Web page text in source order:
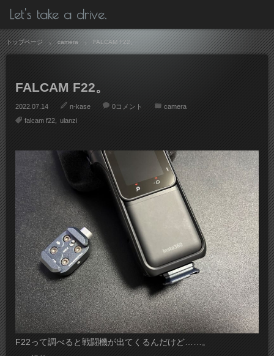
Let's take a drive.
トップページ camera FALCAM F22。
FALCAM F22。
2022.07.14 n-kase 0コメント
camera
falcam f22
ulanzi
F22って調べると戦闘機が出てくるんだけど……。